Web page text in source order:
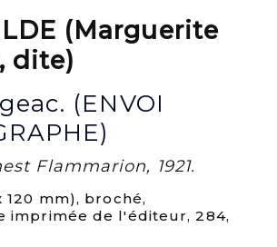
(Marguerite
dite)
(ENVOI
Flammarion, 1921.
120 mm), broché,
imprimée de l'éditeur, 284,